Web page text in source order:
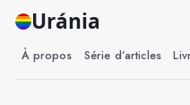
Uránia
À propos Série d’articles